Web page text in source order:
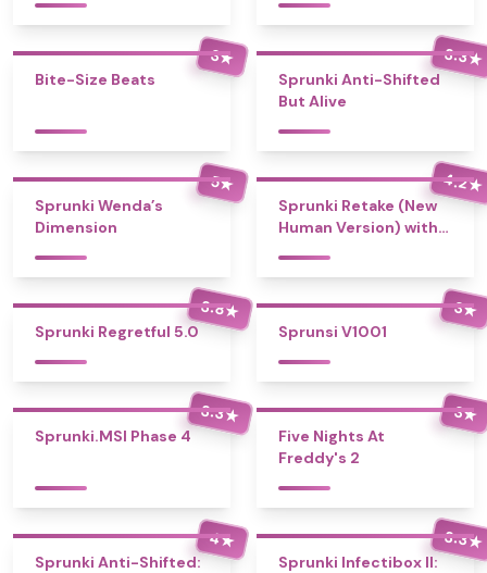
3★
Bite-Size Beats
3.3★
Sprunki Anti-Shifted
But Alive
5★
Sprunki Wenda’s
Dimension
4.2★
Sprunki Retake (New
Human Version) with
3.8★
Sprunki Regretful 5.0
3★
Sprunsi V1001
3.3★
Sprunki.MSI Phase 4
3★
Five Nights At
Freddy's 2
4★
Sprunki Anti-Shifted:
3.3★
Sprunki Infectibox II: